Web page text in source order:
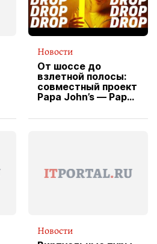
Новости
От шоссе до
взлетной полосы:
совместный проект
Papa John’s — Papa
вводит
Новости